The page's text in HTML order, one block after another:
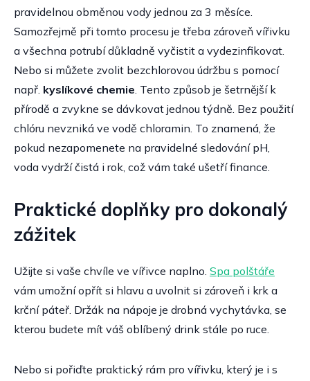
pravidelnou obměnou vody jednou za 3 měsíce.
Samozřejmě při tomto procesu je třeba zároveň vířivku
a všechna potrubí důkladně vyčistit a vydezinfikovat.
Nebo si můžete zvolit bezchlorovou údržbu s pomocí
např. kyslíkové chemie. Tento způsob je šetrnější k
přírodě a zvykne se dávkovat jednou týdně. Bez použití
chlóru nevzniká ve vodě chloramin. To znamená, že
pokud nezapomenete na pravidelné sledování pH,
voda vydrží čistá i rok, což vám také ušetří finance.
Praktické doplňky pro dokonalý
zážitek
Užijte si vaše chvíle ve vířivce naplno. Spa polštáře
vám umožní opřít si hlavu a uvolnit si zároveň i krk a
krční páteř. Držák na nápoje je drobná vychytávka, se
kterou budete mít váš oblíbený drink stále po ruce.
Nebo si pořiďte praktický rám pro vířivku, který je i s